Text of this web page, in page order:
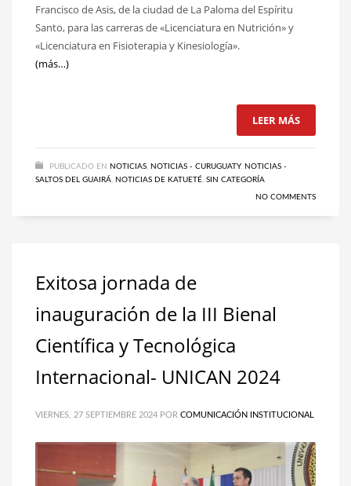
Francisco de Asis, de la ciudad de La Paloma del Espíritu
Santo, para las carreras de «Licenciatura en Nutrición» y
«Licenciatura en Fisioterapia y Kinesiología».
(más…)
LEER MÁS
PUBLICADO EN NOTICIAS, NOTICIAS - CURUGUATY, NOTICIAS -
SALTOS DEL GUAIRÁ, NOTICIAS DE KATUETÉ, SIN CATEGORÍA
NO COMMENTS
Exitosa jornada de
inauguración de la III Bienal
Científica y Tecnológica
Internacional- UNICAN 2024
VIERNES, 27 SEPTIEMBRE 2024 POR COMUNICACIÓN INSTITUCIONAL